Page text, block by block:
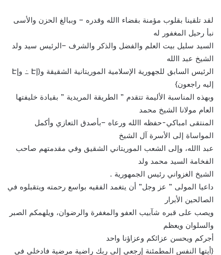
لقد تلقينا بقلوب مؤمنة بقضاء االله وقدره – وببالغ الحزن والأسى
نبأ رحيل المغفور له
السيد سليل بيت العلم والفضل والذكر والشرف –الرئيس سيد ولد
الشيخ عبد االله
الرئيس السابق للجهورية الإسلامية الموريتانية الشقيقة و{إԷ ߸ وإԷ
إليه راجعون}
وبهذه المناسبة الأليمة تتقدم ” الطريقة المريدية ” بقيادة خليفتها
العام مولانا الشيخ محمد
المنتقى امباكي-حفظه االله ورعاه –بأصدق التعازي وأكمل
المواساة إلى الأسرة آل الشيخ
عبد االله، وإلى الشعب الموريتاني الشقيق وفي مقدمتهم صاحب
الفخامة السيد محمد ولد
الشيخ الغزواني رئيس الجمهورية .
داعيا المولى ” عز وجل” أن يتغمد الفقيه بواسع رحمته ويتقبلوه في
الصالحين الأبرار
ويصب على قبره شآبيب العفو والمغفرة والرضوان، ويلهمكم الصبر
والسلوان ويعظم
أجركم ويحسن عزائكم وعزاؤنا واحد
{أیتھا النفس المطمئنة إرجعي إلى ربك راضیة مرضیة فادخلي في